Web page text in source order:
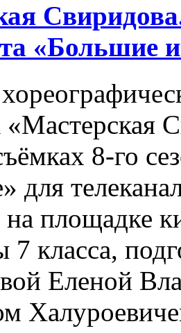
«Большие
8-го
для
на площадке
класса,
Еленой